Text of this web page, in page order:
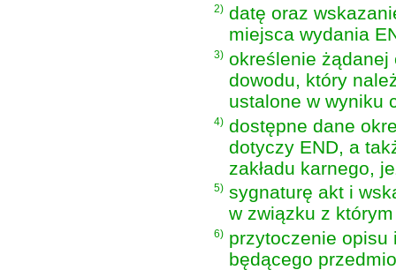
2) datę oraz
miejsca wydania
3) określenie żądanej
dowodu, który
ustalone w wyniku
4) dostępne dane
dotyczy END, a
zakładu karnego,
5) sygnaturę akt i
w związku z
6) przytoczenie opisu
będącego